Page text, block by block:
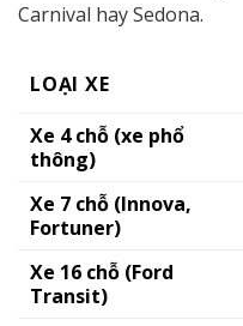
Carnival hay Sedona.
LOẠI XE
Xe 4 chỗ (xe phổ
thông)
Xe 7 chỗ (Innova,
Fortuner)
Xe 16 chỗ (Ford
Transit)